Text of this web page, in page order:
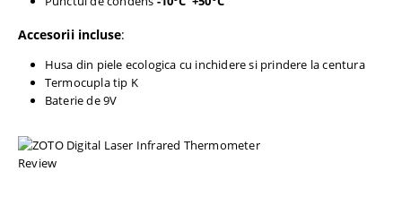
Accesorii incluse:
Husa din piele ecologica cu inchidere si prindere la centura
Termocupla tip K
Baterie de 9V